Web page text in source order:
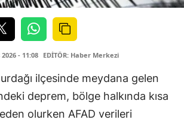
- 11:08 EDİTÖR: Haber Merkezi
ilçesinde meydana gelen
deprem, bölge halkında kısa
olurken AFAD verileri